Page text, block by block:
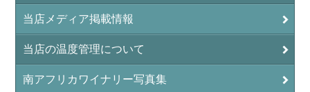
当店メディア掲載情報
当店の温度管理について
南アフリカワイナリー写真集